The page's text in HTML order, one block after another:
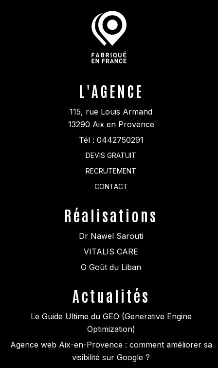
L'AGENCE
115, rue Louis Armand
13290 Aix en Provence
Tél : 0442750291
DEVIS GRATUIT
RECRUTEMENT
CONTACT
Réalisations
Dr Nawel Sarouti
VITALIS CARE
O Goût du Liban
Actualités
Le Guide Ultime du GEO (Generative Engine
Optimization)
Agence web Aix-en-Provence : comment améliorer sa
visibilité sur Google ?